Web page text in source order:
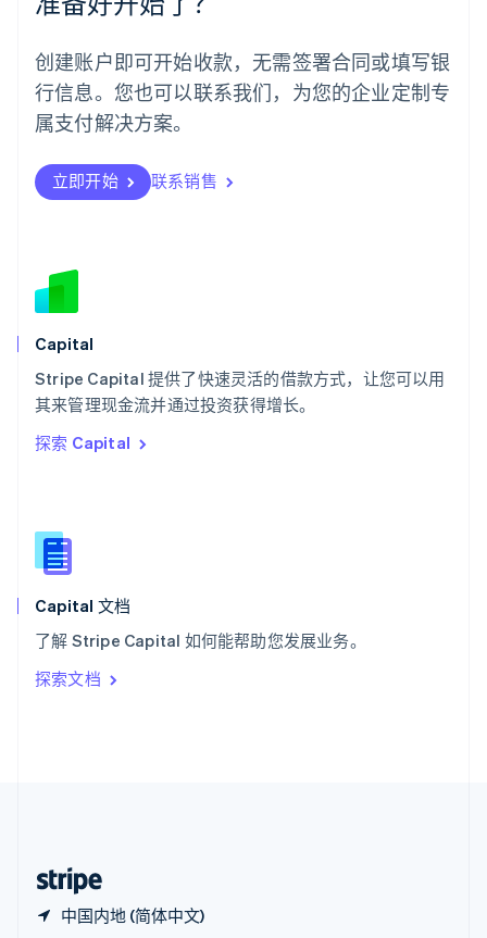
创建账户即可开始收款，无需签署合同或填写银
行信息。您也可以联系我们，为您的企业定制专
属支付解决方案。
立即开始 联系销售
Capital
Stripe Capital 提供了快速灵活的借款方式，让您可以用
其来管理现金流并通过投资获得增长。
探索 Capital
Capital 文档
了解 Stripe Capital 如何能帮助您发展业务。
探索文档
中国内地 (简体中文)
挪威
葡萄牙
Português English
日本
日本語English
瑞典
瑞士
DeutschFrançais
斯洛伐克
斯洛文尼亚
泰国
ไทยEnglish
希腊
English
西班牙
新西兰
English
匈牙利
English
ItalianoEnglish
印度
English